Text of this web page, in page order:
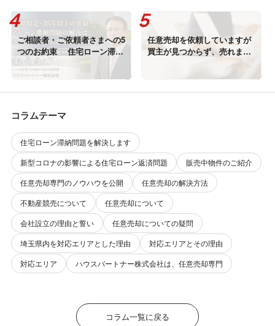
ご相談者・ご依頼者さまへの5
つのお約束 住宅ローン滞納
のお悩みを安心してご相談く
ださい
任意売却を依頼していますが
買主が見つからず、売れませ
コラムテーマ
住宅ローン滞納問題を解決します
新型コロナの影響による住宅ローン返済問題
販売中物件のご紹介
任意売却専門のノウハウを公開
任意売却の解決方法
不動産競売について
任意売却について
会社設立の理由と誓い
任意売却についての疑問
埼玉県内を対応エリアとした理由
対応エリアとその理由
対応エリア
ハウスパートナー株式会社は、任意売却専門
コラム一覧に戻る